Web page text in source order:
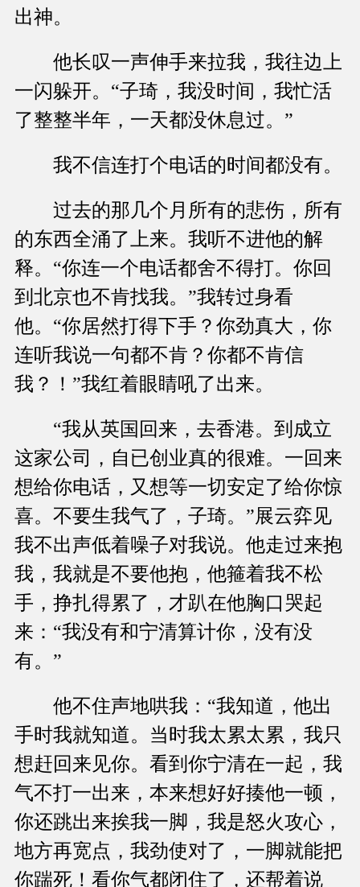
出神。
他长叹一声伸手来拉我，我往边上
一闪躲开。“子琦，我没时间，我忙活
了整整半年，一天都没休息过。”
我不信连打个电话的时间都没有。
过去的那几个月所有的悲伤，所有
的东西全涌了上来。我听不进他的解
释。“你连一个电话都舍不得打。你回
到北京也不肯找我。”我转过身看
他。“你居然打得下手？你劲真大，你
连听我说一句都不肯？你都不肯信
我？！”我红着眼睛吼了出来。
“我从英国回来，去香港。到成立
这家公司，自已创业真的很难。一回来
想给你电话，又想等一切安定了给你惊
喜。不要生我气了，子琦。”展云弈见
我不出声低着噪子对我说。他走过来抱
我，我就是不要他抱，他箍着我不松
手，挣扎得累了，才趴在他胸口哭起
来：“我没有和宁清算计你，没有没
有。”
他不住声地哄我：“我知道，他出
手时我就知道。当时我太累太累，我只
想赶回来见你。看到你宁清在一起，我
气不打一出来，本来想好好揍他一顿，
你还跳出来挨我一脚，我是怒火攻心，
地方再宽点，我劲使对了，一脚就能把
你踹死！看你气都闭住了，还帮着说